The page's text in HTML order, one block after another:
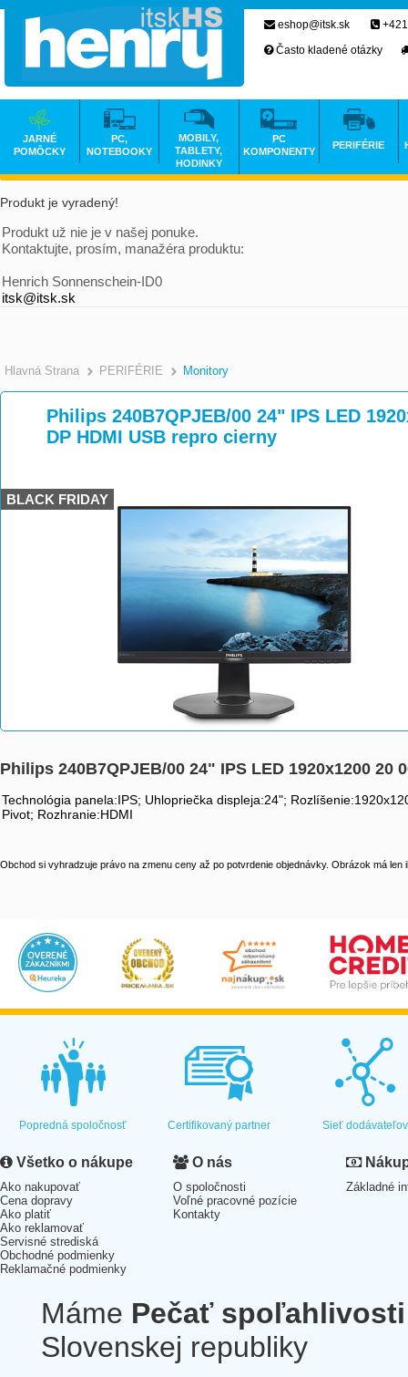
Produkt je vyradený!
Produkt už nie je v našej ponuke.
Kontaktujte, prosím, manažéra produktu:
Henrich Sonnenschein-ID0
itsk@itsk.sk
Hlavná Strana >
PERIFÉRIE >
Monitory
Philips 240B7QPJEB/00 24" IPS LED
DP HDMI USB repro cierny
BLACK FRIDAY
Philips 240B7QPJEB/00 24" IPS LED 1920x1200 20
Technológia panela:IPS; Uhlopriečka displeja:24";
Pivot; Rozhranie:HDMI
Obchod si vyhradzuje právo na zmenu ceny až po potvrdenie objednávky. Obrázok má len
eshop@itsk.sk
Často kladené otázky
JARNÉ
POMÔCKY
PC,
NOTEBOOKY
MOBILY,
TABLETY,
HODINKY
PC
KOMPONENTY
PERIFÉRIE
Popredná spoločnosť Certifikovaný partner Sieť dodávateľov
Všetko o nákupe
Ako nakupovať
Cena dopravy
Ako platiť
Ako reklamovať
Servisné strediská
Obchodné podmienky
Reklamačné podmienky
O nás
O spoločnosti
Voľné pracovné pozície
Kontakty
Základné
Máme Pečať spoľahlivosti
Slovenskej republiky